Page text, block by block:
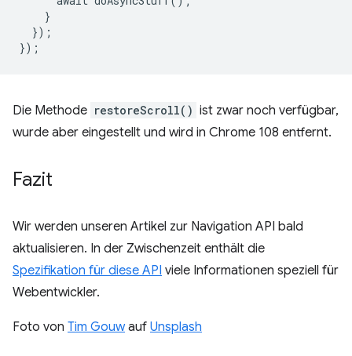
}
});
});
Die Methode restoreScroll() ist zwar noch verfügbar,
wurde aber eingestellt und wird in Chrome 108 entfernt.
Fazit
Wir werden unseren Artikel zur Navigation API bald
aktualisieren. In der Zwischenzeit enthält die
Spezifikation für diese API viele Informationen speziell für
Webentwickler.
Foto von Tim Gouwauf Unsplash